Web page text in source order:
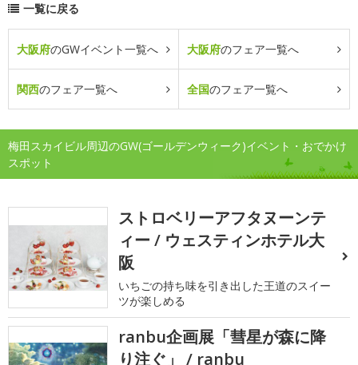
一覧に戻る
大阪府のGWイベント一覧へ 大阪府のフェア一覧へ
関西のフェア一覧へ 全国のフェア一覧へ
梅田スカイビル周辺のGW(ゴールデンウィーク)イベント・おでかけ
スポット
ストロベリーアフタヌーンテ
ィー / ウェスティンホテル大
阪
いちごの持ち味を引き出した王道のスイー
ツが楽しめる
ranbu企画展「彗星が森に降
り注ぐ」 / ranbu